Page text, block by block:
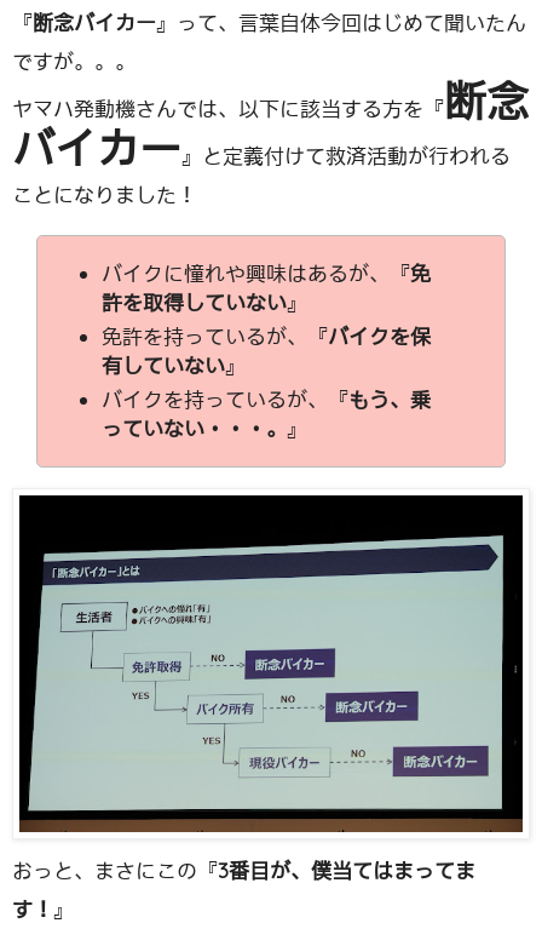
『断念バイカー』って、言葉自体今回はじめて聞いたん
ですが。。。
ヤマハ発動機さんでは、以下に該当する方を『 断念
バイカー』と定義付けて救済活動が行われる
ことになりました！
バイクに憧れや興味はあるが、『免
許を取得していない』
免許を持っているが、『バイクを保
有していない』
バイクを持っているが、『もう、乗
っていない・・・。』
おっと、まさにこの『3番目が、僕当てはまってま
す！ 』